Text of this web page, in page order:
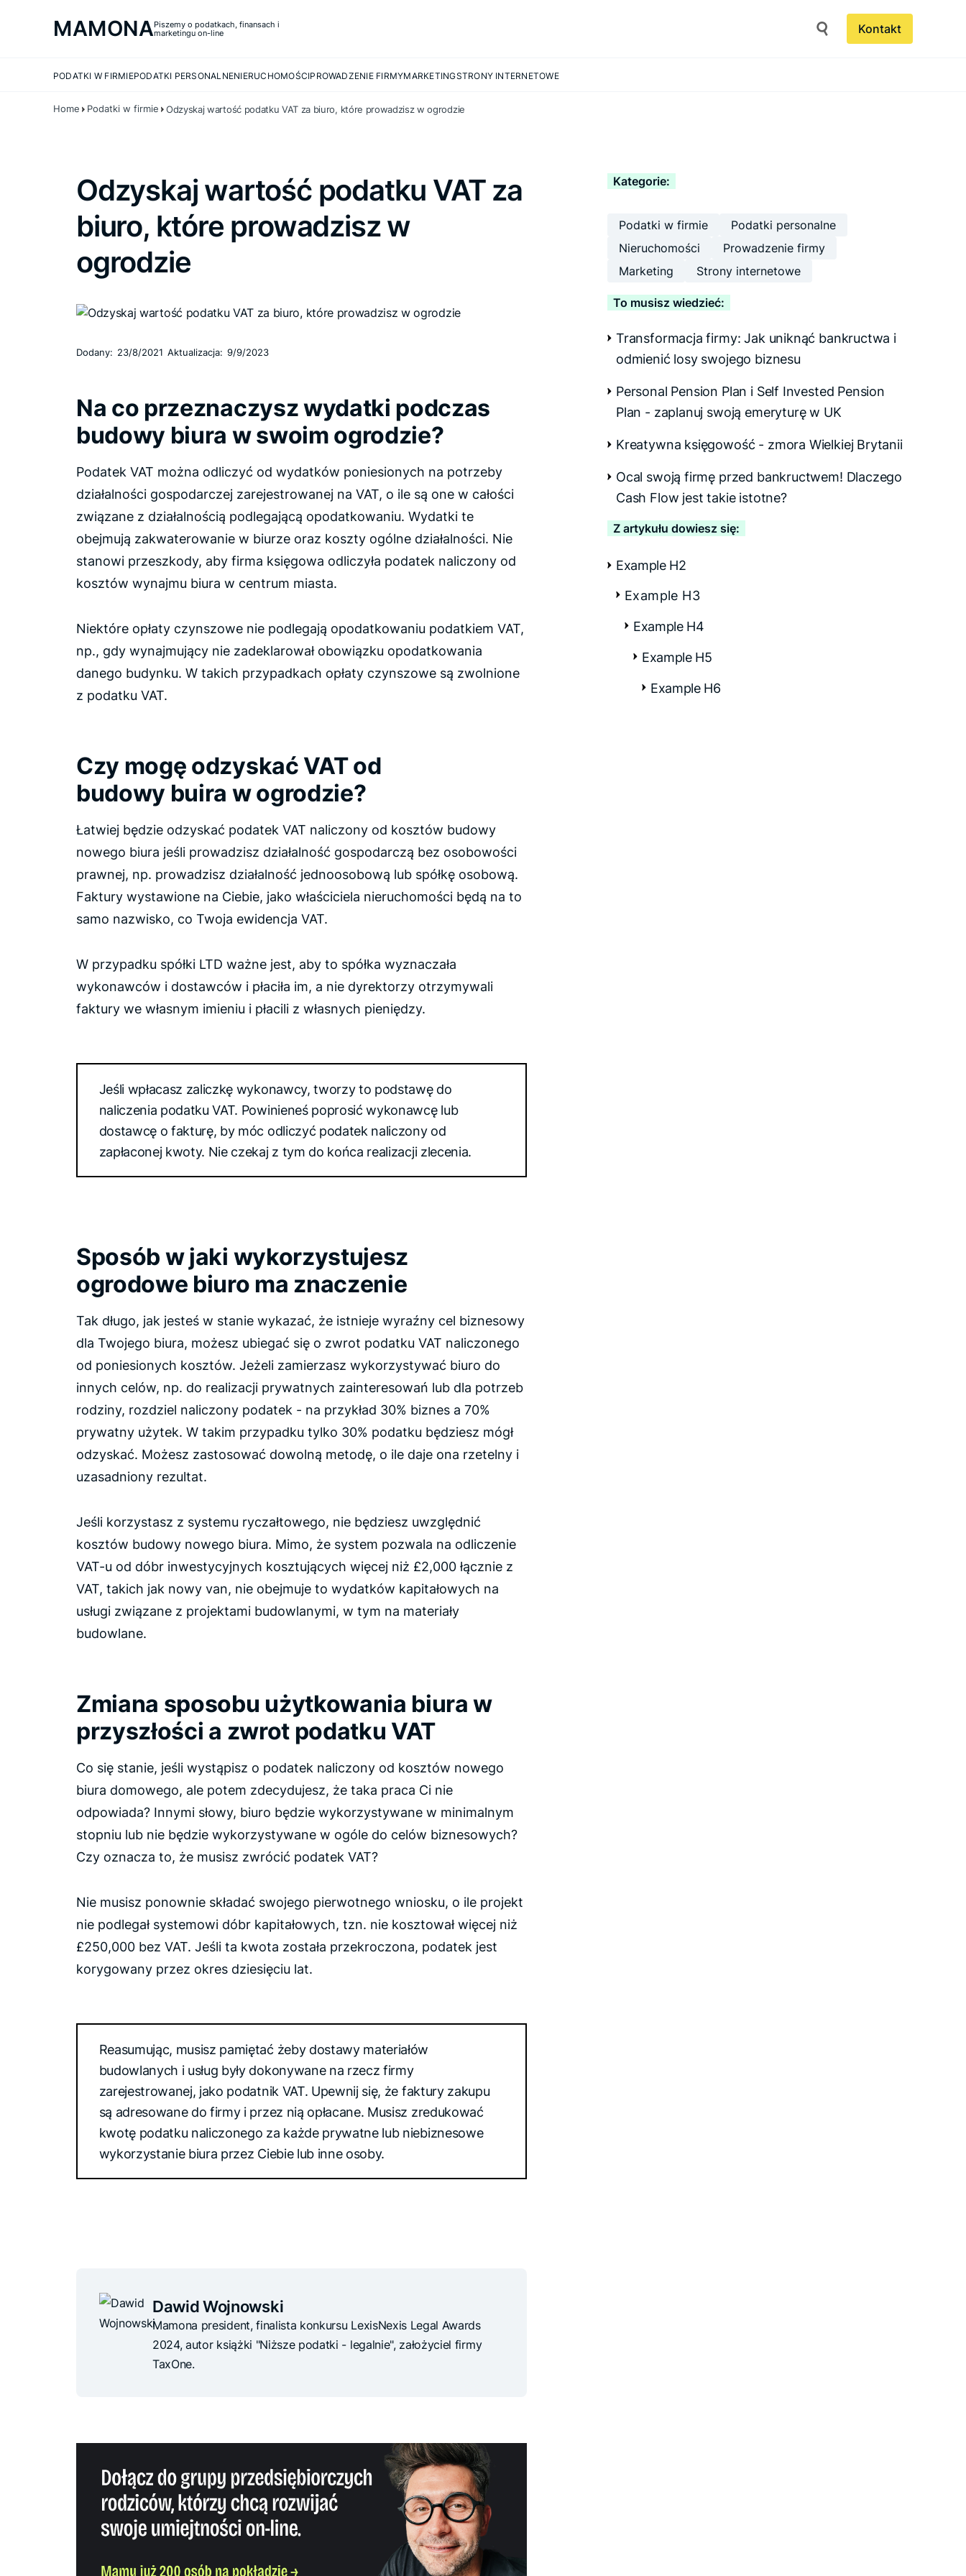
MAMONAPiszemy o podatkach, finansach i
marketingu on-line
Kontakt
PODATKI W FIRMIEPODATKI PERSONALNENIERUCHOMOŚCIPROWADZENIE FIRMYMARKETINGSTRONY INTERNETOWE
Home Podatki w firmie Odzyskaj wartość podatku VAT za biuro, które prowadzisz w ogrodzie
Odzyskaj wartość podatku VAT za
biuro, które prowadzisz w
ogrodzie
Dodany: 23/8/2021 Aktualizacja: 9/9/2023
Na co przeznaczysz wydatki podczas
budowy biura w swoim ogrodzie?
Podatek VAT można odliczyć od wydatków poniesionych na potrzeby
działalności gospodarczej zarejestrowanej na VAT, o ile są one w całości
związane z działalnością podlegającą opodatkowaniu. Wydatki te
obejmują zakwaterowanie w biurze oraz koszty ogólne działalności. Nie
stanowi przeszkody, aby firma księgowa odliczyła podatek naliczony od
kosztów wynajmu biura w centrum miasta.
Niektóre opłaty czynszowe nie podlegają opodatkowaniu podatkiem VAT,
np., gdy wynajmujący nie zadeklarował obowiązku opodatkowania
danego budynku. W takich przypadkach opłaty czynszowe są zwolnione
z podatku VAT.
Czy mogę odzyskać VAT od
budowy buira w ogrodzie?
Łatwiej będzie odzyskać podatek VAT naliczony od kosztów budowy
nowego biura jeśli prowadzisz działalność gospodarczą bez osobowości
prawnej, np. prowadzisz działalność jednoosobową lub spółkę osobową.
Faktury wystawione na Ciebie, jako właściciela nieruchomości będą na to
samo nazwisko, co Twoja ewidencja VAT.
W przypadku spółki LTD ważne jest, aby to spółka wyznaczała
wykonawców i dostawców i płaciła im, a nie dyrektorzy otrzymywali
faktury we własnym imieniu i płacili z własnych pieniędzy.
Jeśli wpłacasz zaliczkę wykonawcy, tworzy to podstawę do
naliczenia podatku VAT. Powinieneś poprosić wykonawcę lub
dostawcę o fakturę, by móc odliczyć podatek naliczony od
zapłaconej kwoty. Nie czekaj z tym do końca realizacji zlecenia.
Sposób w jaki wykorzystujesz
ogrodowe biuro ma znaczenie
Tak długo, jak jesteś w stanie wykazać, że istnieje wyraźny cel biznesowy
dla Twojego biura, możesz ubiegać się o zwrot podatku VAT naliczonego
od poniesionych kosztów. Jeżeli zamierzasz wykorzystywać biuro do
innych celów, np. do realizacji prywatnych zainteresowań lub dla potrzeb
rodziny, rozdziel naliczony podatek - na przykład 30% biznes a 70%
prywatny użytek. W takim przypadku tylko 30% podatku będziesz mógł
odzyskać. Możesz zastosować dowolną metodę, o ile daje ona rzetelny i
uzasadniony rezultat.
Jeśli korzystasz z systemu ryczałtowego, nie będziesz uwzględnić
kosztów budowy nowego biura. Mimo, że system pozwala na odliczenie
VAT-u od dóbr inwestycyjnych kosztujących więcej niż £2,000 łącznie z
VAT, takich jak nowy van, nie obejmuje to wydatków kapitałowych na
usługi związane z projektami budowlanymi, w tym na materiały
budowlane.
Zmiana sposobu użytkowania biura w
przyszłości a zwrot podatku VAT
Co się stanie, jeśli wystąpisz o podatek naliczony od kosztów nowego
biura domowego, ale potem zdecydujesz, że taka praca Ci nie
odpowiada? Innymi słowy, biuro będzie wykorzystywane w minimalnym
stopniu lub nie będzie wykorzystywane w ogóle do celów biznesowych?
Czy oznacza to, że musisz zwrócić podatek VAT?
Nie musisz ponownie składać swojego pierwotnego wniosku, o ile projekt
nie podlegał systemowi dóbr kapitałowych, tzn. nie kosztował więcej niż
£250,000 bez VAT. Jeśli ta kwota została przekroczona, podatek jest
korygowany przez okres dziesięciu lat.
Reasumując, musisz pamiętać żeby dostawy materiałów
budowlanych i usług były dokonywane na rzecz firmy
zarejestrowanej, jako podatnik VAT. Upewnij się, że faktury zakupu
są adresowane do firmy i przez nią opłacane. Musisz zredukować
kwotę podatku naliczonego za każde prywatne lub niebiznesowe
wykorzystanie biura przez Ciebie lub inne osoby.
Dawid Wojnowski
Mamona president, finalista konkursu LexisNexis Legal Awards
2024, autor książki "Niższe podatki - legalnie", założyciel firmy
TaxOne.
Kategorie:
Podatki w firmie
Podatki personalne
Nieruchomości
Prowadzenie firmy
Marketing
Strony internetowe
To musisz wiedzieć:
Transformacja firmy: Jak uniknąć bankructwa i
odmienić losy swojego biznesu
Personal Pension Plan i Self Invested Pension
Plan - zaplanuj swoją emeryturę w UK
Kreatywna księgowość - zmora Wielkiej Brytanii
Ocal swoją firmę przed bankructwem! Dlaczego
Cash Flow jest takie istotne?
Z artykułu dowiesz się:
Example H2
Example H3
Example H4
Example H5
Example H6